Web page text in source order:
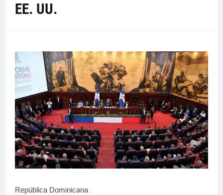
EE. UU.
República Dominicana